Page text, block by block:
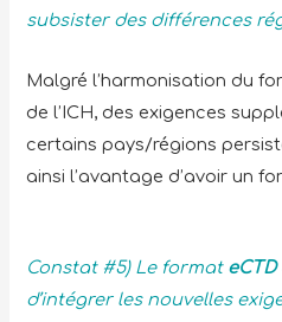
subsister des différences
Malgré l’harmonisation du
de l’ICH, des exigences
certains pays/régions
ainsi l’avantage d’avoir un
Constat #5) Le format eCTD
d’intégrer les nouvelles